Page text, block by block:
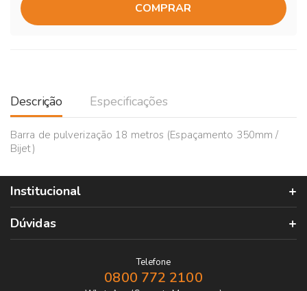
COMPRAR
Descrição Especificações
Barra de pulverização 18 metros (Espaçamento 350mm /
Bijet)
Institucional
Dúvidas
Telefone
0800 772 2100